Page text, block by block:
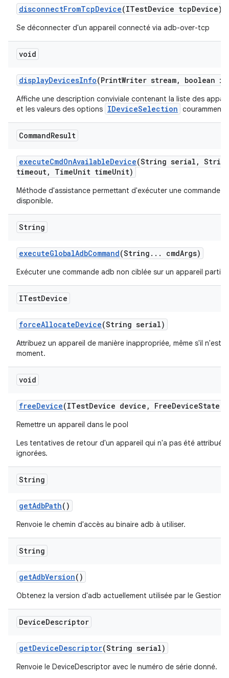
disconnectFromTcpDevice(ITestDevice tcpDevice)
Se déconnecter d'un appareil connecté via adb-over-tcp
void
displayDevicesInfo(PrintWriter stream, boolean
Affiche une description conviviale contenant la liste des
et les valeurs des options IDeviceSelection couramment
CommandResult
executeCmdOnAvailableDevice(String serial , String
timeout, TimeUnit timeUnit)
Méthode d'assistance permettant d'exécuter une commande
disponible.
String
executeGlobalAdbCommand(String . . . cmdArgs)
Exécuter une commande adb non ciblée sur un appareil
ITestDevice
forceAllocateDevice(String serial)
Attribuez un appareil de manière inappropriée, même s'il n'est
moment.
void
freeDevice(ITestDevice device , FreeDeviceState
Remettre un appareil dans le pool
Les tentatives de retour d'un appareil qui n'a pas été attribué
ignorées.
String
getAdbPath()
Renvoie le chemin d'accès au binaire adb à utiliser.
String
getAdbVersion()
Obtenez la version d'adb actuellement utilisée par le
DeviceDescriptor
getDeviceDescriptor(String serial)
Renvoie le DeviceDescriptor avec le numéro de série donné.